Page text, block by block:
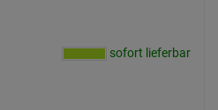
sofort lieferbar